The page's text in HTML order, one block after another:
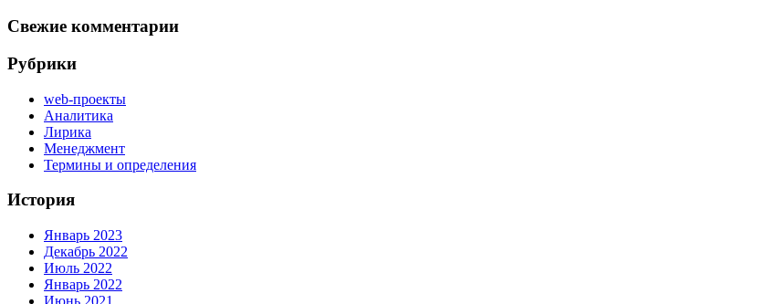
Свежие комментарии
Рубрики
web-проекты
Аналитика
Лирика
Менеджмент
Термины и определения
История
Январь 2023
Декабрь 2022
Июль 2022
Январь 2022
Июнь 2021